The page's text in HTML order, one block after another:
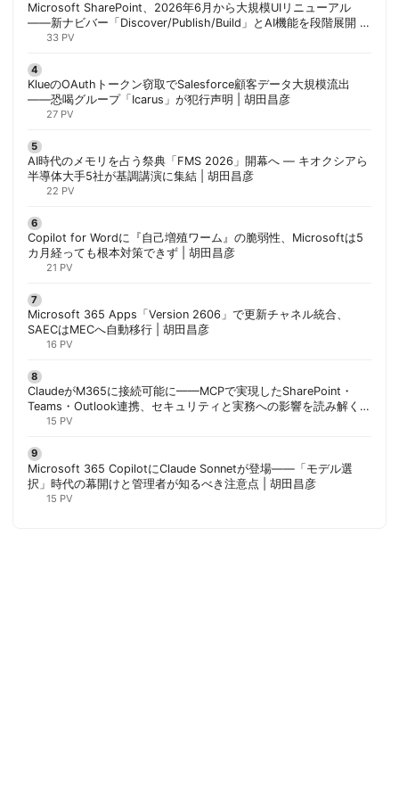
Microsoft SharePoint、2026年6月から大規模UIリニューアル
——新ナビバー「Discover/Publish/Build」とAI機能を段階展開 |
胡田昌彦
33 PV
KlueのOAuthトークン窃取でSalesforce顧客データ大規模流出
——恐喝グループ「Icarus」が犯行声明 | 胡田昌彦
27 PV
AI時代のメモリを占う祭典「FMS 2026」開幕へ ― キオクシアら
半導体大手5社が基調講演に集結 | 胡田昌彦
22 PV
Copilot for Wordに『自己増殖ワーム』の脆弱性、Microsoftは5
カ月経っても根本対策できず | 胡田昌彦
21 PV
Microsoft 365 Apps「Version 2606」で更新チャネル統合、
SAECはMECへ自動移行 | 胡田昌彦
16 PV
ClaudeがM365に接続可能に——MCPで実現したSharePoint・
Teams・Outlook連携、セキュリティと実務への影響を読み解く |
胡田昌彦
15 PV
Microsoft 365 CopilotにClaude Sonnetが登場——「モデル選
択」時代の幕開けと管理者が知るべき注意点 | 胡田昌彦
15 PV